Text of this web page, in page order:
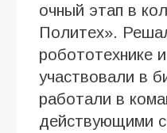
очный этап в
Политех».
робототехнике
участвовали в
работали в
действующими